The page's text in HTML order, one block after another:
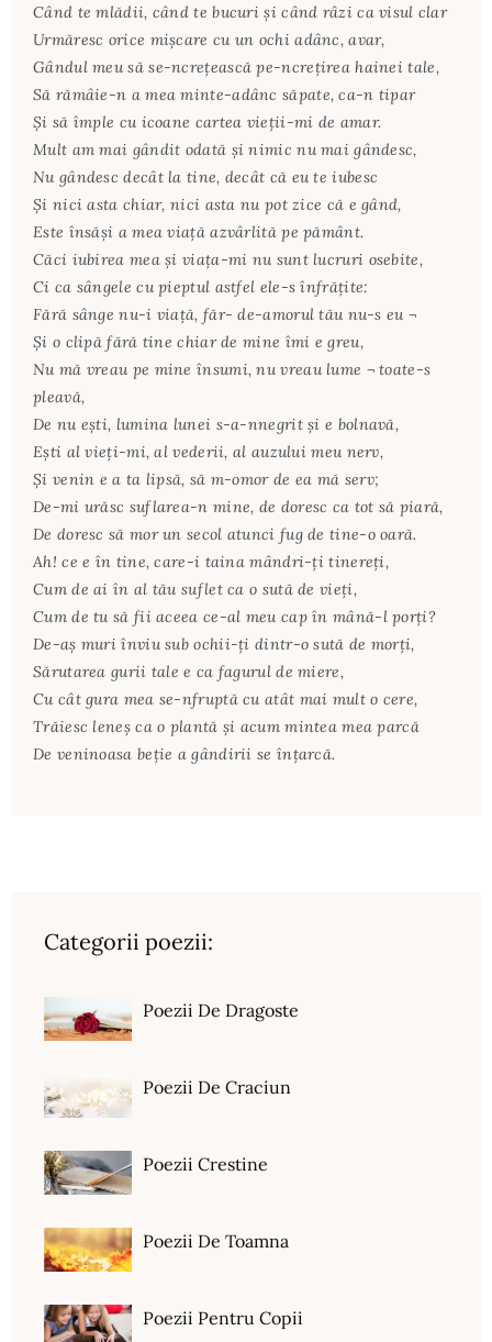
Când te mlădii, când te bucuri şi când râzi ca visul clar
Urmăresc orice mişcare cu un ochi adânc, avar,
Gândul meu să se-ncreţească pe-ncreţirea hainei tale,
Să rămâie-n a mea minte-adânc săpate, ca-n tipar
Şi să împle cu icoane cartea vieţii-mi de amar.
Mult am mai gândit odată şi nimic nu mai gândesc,
Nu gândesc decât la tine, decât că eu te iubesc
Şi nici asta chiar, nici asta nu pot zice că e gând,
Este însăşi a mea viaţă azvârlită pe pământ.
Căci iubirea mea şi viaţa-mi nu sunt lucruri osebite,
Ci ca sângele cu pieptul astfel ele-s înfrăţite:
Fără sânge nu-i viaţă, făr- de-amorul tău nu-s eu ¬
Şi o clipă fără tine chiar de mine îmi e greu,
Nu mă vreau pe mine însumi, nu vreau lume ¬ toate-s
pleavă,
De nu eşti, lumina lunei s-a-nnegrit şi e bolnavă,
Eşti al vieţi-mi, al vederii, al auzului meu nerv,
Şi venin e a ta lipsă, să m-omor de ea mă serv;
De-mi urăsc suflarea-n mine, de doresc ca tot să piară,
De doresc să mor un secol atunci fug de tine-o oară.
Ah! ce e în tine, care-i taina mândri-ţi tinereţi,
Cum de ai în al tău suflet ca o sută de vieţi,
Cum de tu să fii aceea ce-al meu cap în mână-l porţi?
De-aş muri înviu sub ochii-ţi dintr-o sută de morţi,
Sărutarea gurii tale e ca fagurul de miere,
Cu cât gura mea se-nfruptă cu atât mai mult o cere,
Trăiesc leneş ca o plantă şi acum mintea mea parcă
De veninoasa beţie a gândirii se înţarcă.
Categorii poezii:
Poezii De Dragoste
Poezii De Craciun
Poezii Crestine
Poezii De Toamna
Poezii Pentru Copii